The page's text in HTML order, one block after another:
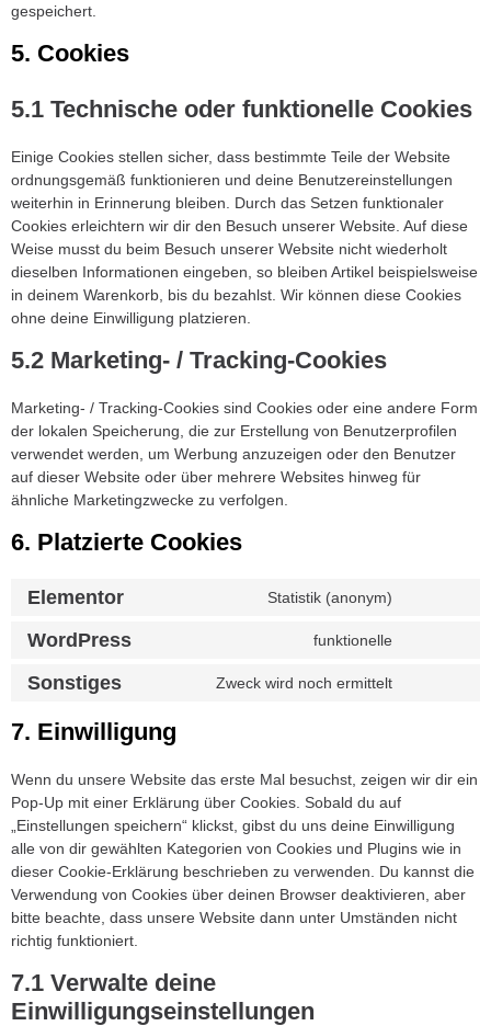
gespeichert.
5. Cookies
5.1 Technische oder funktionelle Cookies
Einige Cookies stellen sicher, dass bestimmte Teile der Website
ordnungsgemäß funktionieren und deine Benutzereinstellungen
weiterhin in Erinnerung bleiben. Durch das Setzen funktionaler
Cookies erleichtern wir dir den Besuch unserer Website. Auf diese
Weise musst du beim Besuch unserer Website nicht wiederholt
dieselben Informationen eingeben, so bleiben Artikel beispielsweise
in deinem Warenkorb, bis du bezahlst. Wir können diese Cookies
ohne deine Einwilligung platzieren.
5.2 Marketing- / Tracking-Cookies
Marketing- / Tracking-Cookies sind Cookies oder eine andere Form
der lokalen Speicherung, die zur Erstellung von Benutzerprofilen
verwendet werden, um Werbung anzuzeigen oder den Benutzer
auf dieser Website oder über mehrere Websites hinweg für
ähnliche Marketingzwecke zu verfolgen.
6. Platzierte Cookies
Elementor Statistik (anonym)
WordPress funktionelle
Sonstiges Zweck wird noch ermittelt
7. Einwilligung
Wenn du unsere Website das erste Mal besuchst, zeigen wir dir ein
Pop-Up mit einer Erklärung über Cookies. Sobald du auf
„Einstellungen speichern“ klickst, gibst du uns deine Einwilligung
alle von dir gewählten Kategorien von Cookies und Plugins wie in
dieser Cookie-Erklärung beschrieben zu verwenden. Du kannst die
Verwendung von Cookies über deinen Browser deaktivieren, aber
bitte beachte, dass unsere Website dann unter Umständen nicht
richtig funktioniert.
7.1 Verwalte deine
Einwilligungseinstellungen